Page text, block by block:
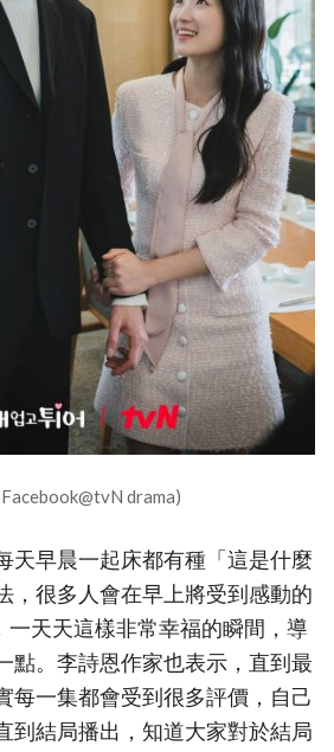
drama)
天早晨一起床都有種「這是什麼
，很多人會在早上將受到感動的
一天天這樣非常幸福的瞬間，導
點。李詩恩作家也表示，直到最
每一集都會受到很多評價，自己
到結局播出，知道大家對於結局